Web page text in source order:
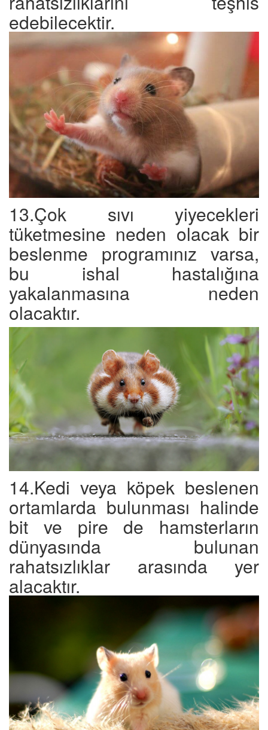
edebilecektir.
13.Çok sıvı yiyecekleri
tüketmesine neden olacak bir
beslenme programınız varsa,
bu ishal hastalığına
yakalanmasına neden
olacaktır.
14.Kedi veya köpek beslenen
ortamlarda bulunması halinde
bit ve pire de hamsterların
dünyasında bulunan
rahatsızlıklar arasında yer
alacaktır.